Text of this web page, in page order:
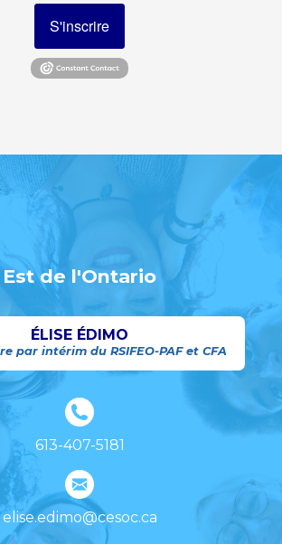
S'inscrire
Est de l'Ontario
ÉLISE ÉDIMO
par intérim du RSIFEO-PAF et CFA
613-407-5181
elise.edimo@cesoc.ca